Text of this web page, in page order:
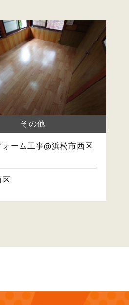
その他
ォーム工事@浜松市西区
区